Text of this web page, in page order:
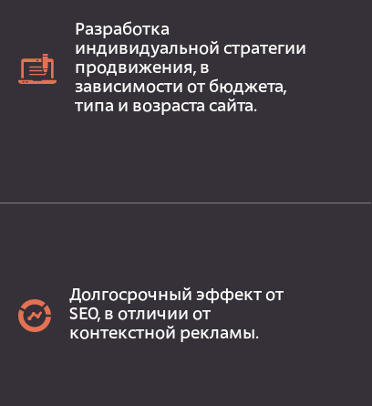
Разработка
индивидуальной стратегии
продвижения, в
зависимости от бюджета,
типа и возраста сайта.
Долгосрочный эффект от
SEO, в отличии от
контекстной рекламы.